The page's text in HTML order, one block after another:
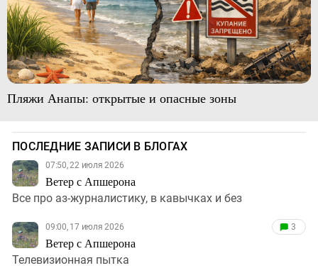
Пляжи Анапы: открытые и опасные зоны
ПОСЛЕДНИЕ ЗАПИСИ В БЛОГАХ
07:50, 22 июля 2026
Ветер с Апшерона
Все про аз-журналистику, в кавычках и без
09:00, 17 июля 2026
Ветер с Апшерона
3
Телевизионная пытка